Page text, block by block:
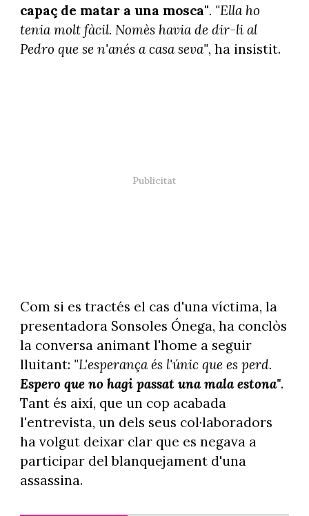
capaç de matar a una mosca". "Ella ho
tenia molt fàcil. Nomès havia de dir-li al
Pedro que se n'anés a casa seva", ha insistit.
Com si es tractés el cas d'una víctima, la
presentadora Sonsoles Ónega, ha conclòs
la conversa animant l'home a seguir
lluitant: "L'esperança és l'únic que es perd.
Espero que no hagi passat una mala estona".
Tant és així, que un cop acabada
l'entrevista, un dels seus col·laboradors
ha volgut deixar clar que es negava a
participar del blanquejament d'una
assassina.